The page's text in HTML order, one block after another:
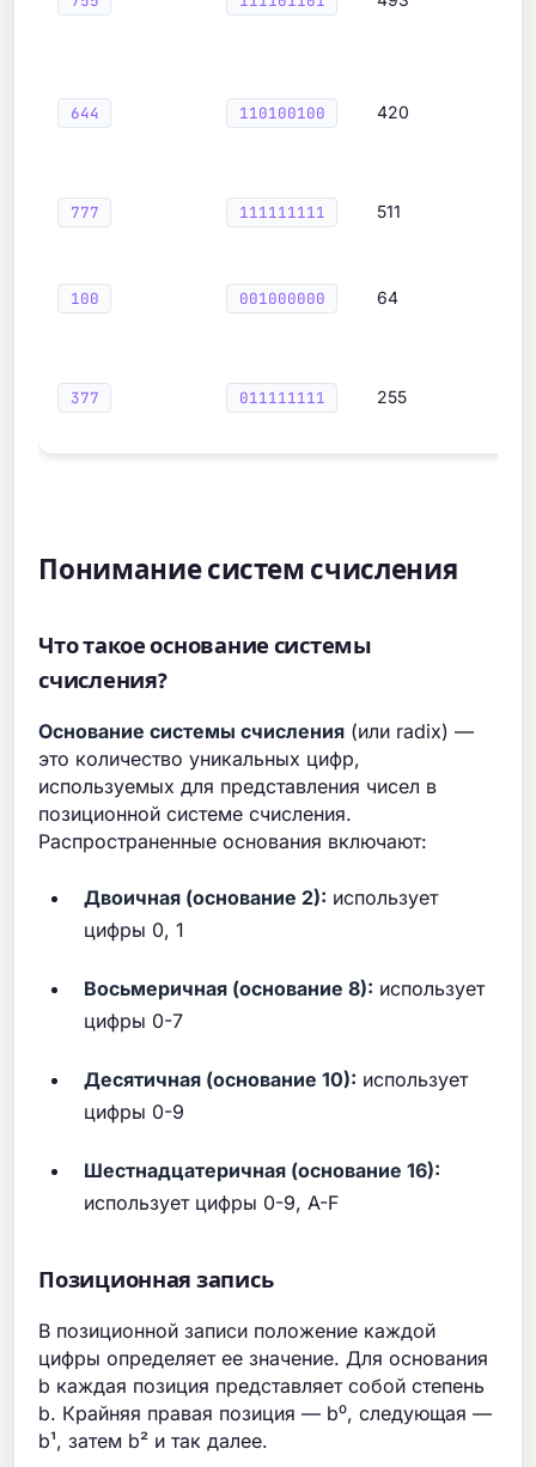
644 110100100 420
777 111111111 511
100 001000000 64
377 011111111 255
Понимание систем счисления
Что такое основание системы
счисления?
Основание системы счисления (или radix) —
это количество уникальных цифр,
используемых для представления чисел в
позиционной системе счисления.
Распространенные основания включают:
Двоичная (основание 2): использует
цифры 0, 1
Восьмеричная (основание 8): использует
цифры 0-7
Десятичная (основание 10): использует
цифры 0-9
Шестнадцатеричная (основание 16):
использует цифры 0-9, A-F
Позиционная запись
В позиционной записи положение каждой
цифры определяет ее значение. Для основания
b каждая позиция представляет собой степень
b. Крайняя правая позиция — b⁰, следующая —
b¹, затем b² и так далее.